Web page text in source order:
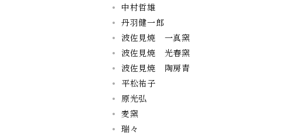
中村哲雄
丹羽健一郎
波佐見焼 一真窯
波佐見焼 光春窯
波佐見焼 陶房青
平松祐子
原光弘
麦窯
瑞々